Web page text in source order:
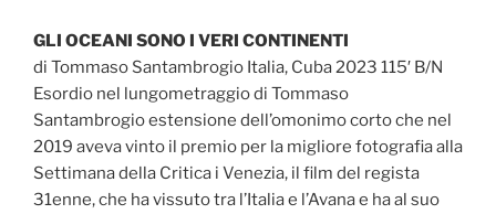
GLI OCEANI SONO I VERI CONTINENTI
di Tommaso Santambrogio Italia, Cuba 2023 115′ B/N
Esordio nel lungometraggio di Tommaso
Santambrogio estensione dell’omonimo corto che nel
2019 aveva vinto il premio per la migliore fotografia alla
Settimana della Critica i Venezia, il film del regista
31enne, che ha vissuto tra l’Italia e l’Avana e ha al suo